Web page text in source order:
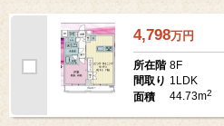
4,798万円
所在階 8F
間取り 1LDK
面積
44.73m2